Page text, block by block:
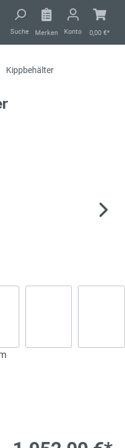
Suche Merken Konto 0,00 €*
Kippbehälter